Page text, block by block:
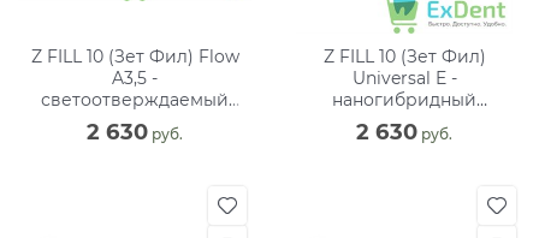
Z FILL 10 (Зет Фил) Flow
A3,5 -
светоотверждаемый
жидкотекучий
композитный материал
2 630 руб.
Z FILL 10 (Зет Фил)
Universal E -
наногибридный
цирконосодержащий
композитный материал (4
2 630 руб.